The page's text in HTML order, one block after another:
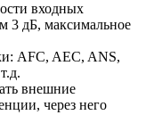
входных
3 дБ, максимальное
AFC, AEC, ANS,
внешние
через него